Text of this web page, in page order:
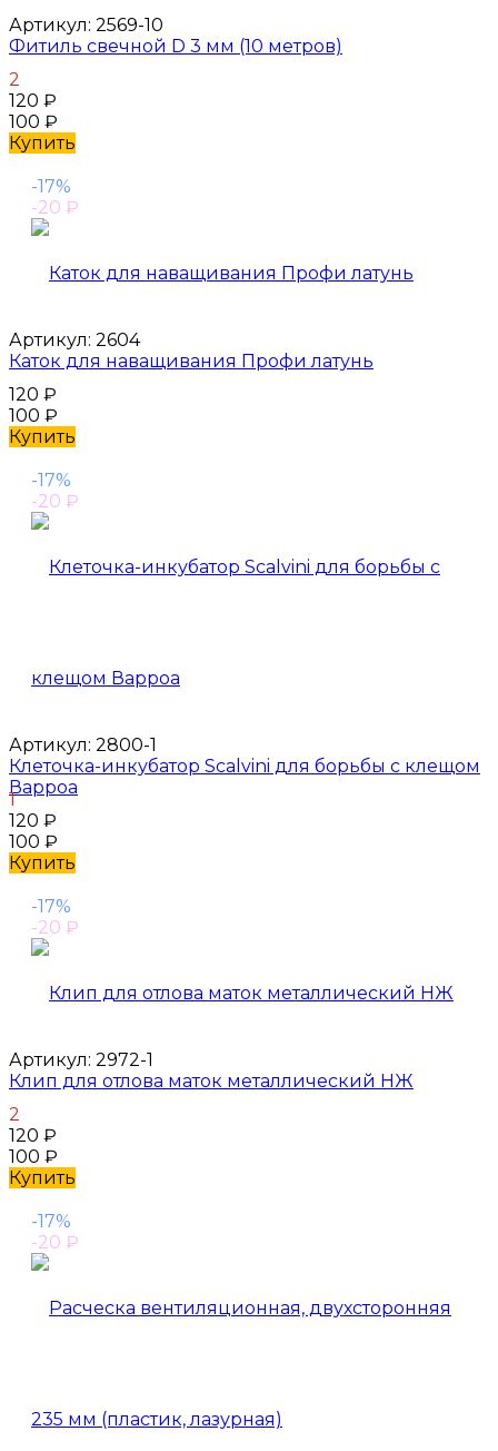
Артикул: 2569-10
Фитиль свечной D 3 мм (10 метров)
2
120 ₽
100 ₽
Купить
-17%
-20 ₽
Артикул: 2604
Каток для наващивания Профи латунь
120 ₽
100 ₽
Купить
-17%
-20 ₽
Артикул: 2800-1
Клеточка-инкубатор Scalvini для борьбы с клещом
Варроа
1
120 ₽
100 ₽
Купить
-17%
-20 ₽
Артикул: 2972-1
Клип для отлова маток металлический НЖ
2
120 ₽
100 ₽
Купить
-17%
-20 ₽